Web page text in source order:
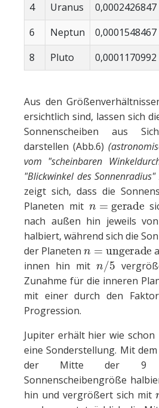
4
Uranus 0,0002426847
6
Neptun 0,0001548467
8
Pluto 0,0001170992
Aus den
ersichtlich sind, lassen sich
Sonnenscheiben aus
darstellen (Abb.6)
vom "scheinbaren
"Blickwinkel des Sonnenradius"
zeigt sich, dass die
Planeten mit
n=gerade
nach außen hin jeweils
halbiert, während sich die
der Planeten
n=ungerade
innen hin mit
n /5
Zunahme für die inneren
mit einer durch den
Progression.
Jupiter erhält hier wie schon
eine Sonderstellung. Mit
der Mitte der 9
Sonnenscheibengröße
hin und vergrößert sich mit
n